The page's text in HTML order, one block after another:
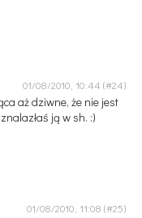
01/08/2010, 10:44
aż dziwne, że nie jest
ją w sh. :)
01/08/2010, 11:08